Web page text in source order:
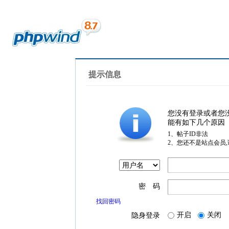
提示信息
您没有登录或者您
能有如下几个原因
1、帖子ID非法
2、您还不是站点会员
密 码
找回密码
隐身登录 开启 关闭